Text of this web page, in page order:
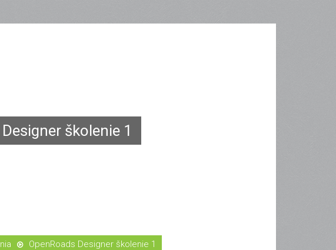
školenie 1
OpenRoads Designer školenie 1